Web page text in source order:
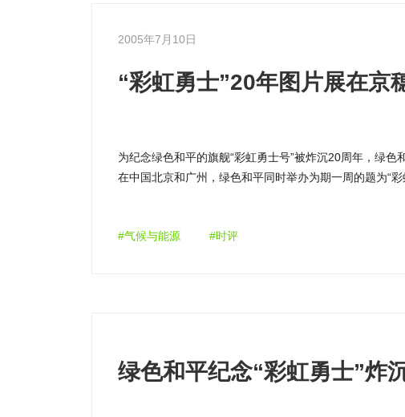
2005年7月10日
“彩虹勇士”20年图片展在京
为纪念绿色和平的旗舰“彩虹勇士号”被炸沉20周年，绿色
在中国北京和广州，绿色和平同时举办为期一周的题为“彩
#气候与能源 #时评
绿色和平纪念“彩虹勇士”炸